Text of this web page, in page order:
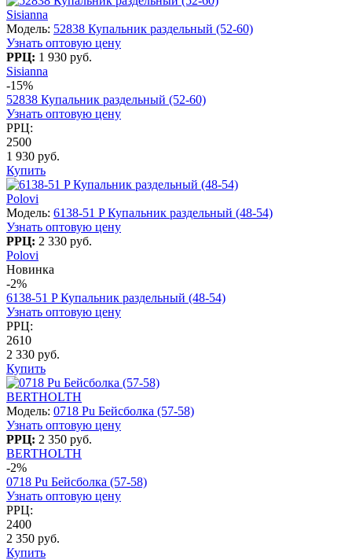
Sisianna
Модель: 52838 Купальник раздельный (52-60)
Узнать оптовую цену
РРЦ: 1 930 руб.
Sisianna
-15%
52838 Купальник раздельный (52-60)
Узнать оптовую цену
РРЦ:
2500
1 930 руб.
Купить
Polovi
Модель: 6138-51 P Купальник раздельный (48-54)
Узнать оптовую цену
РРЦ: 2 330 руб.
Polovi
Новинка
-2%
6138-51 P Купальник раздельный (48-54)
Узнать оптовую цену
РРЦ:
2610
2 330 руб.
Купить
BERTHOLTH
Модель: 0718 Pu Бейсболка (57-58)
Узнать оптовую цену
РРЦ: 2 350 руб.
BERTHOLTH
-2%
0718 Pu Бейсболка (57-58)
Узнать оптовую цену
РРЦ:
2400
2 350 руб.
Купить